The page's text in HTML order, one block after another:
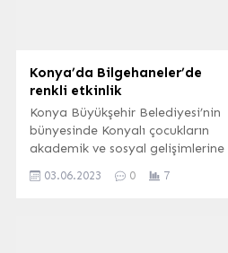
Konya’da Bilgehaneler’de
renkli etkinlik
Konya Büyükşehir Belediyesi’nin
bünyesinde Konyalı çocukların
akademik ve sosyal gelişimlerine
hizmet veren Bilgehanelerde,
03.06.2023 0 7